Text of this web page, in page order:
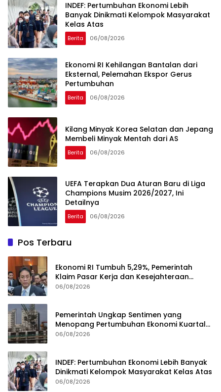
INDEF: Pertumbuhan Ekonomi Lebih
Banyak Dinikmati Kelompok Masyarakat
Kelas Atas
Berita 06/08/2026
Ekonomi RI Kehilangan Bantalan dari
Eksternal, Pelemahan Ekspor Gerus
Pertumbuhan
Berita 06/08/2026
Kilang Minyak Korea Selatan dan Jepang
Membeli Minyak Mentah dari AS
Berita 06/08/2026
UEFA Terapkan Dua Aturan Baru di Liga
Champions Musim 2026/2027, Ini
Detailnya
Berita 06/08/2026
Pos Terbaru
Ekonomi RI Tumbuh 5,29%, Pemerintah
Klaim Pasar Kerja dan Kesejahteraan
Membaik
06/08/2026
Pemerintah Ungkap Sentimen yang
Menopang Pertumbuhan Ekonomi Kuartal
II-2026
06/08/2026
INDEF: Pertumbuhan Ekonomi Lebih Banyak
Dinikmati Kelompok Masyarakat Kelas Atas
06/08/2026